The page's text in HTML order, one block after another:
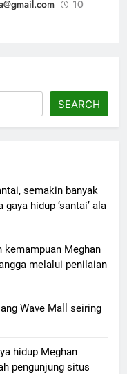
10
SEARCH
semakin banyak
hidup ‘santai’ ala
kemampuan Meghan
melalui penilaian
Wave Mall seiring
hidup Meghan
pengunjung situs